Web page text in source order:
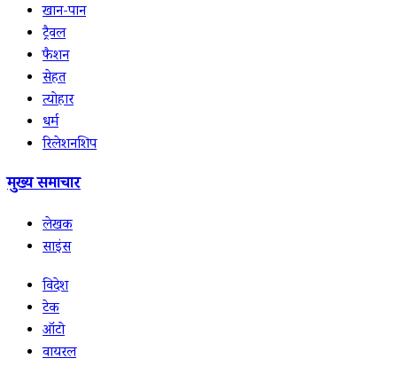
खान-पान
ट्रैवल
फैशन
सेहत
त्योहार
धर्म
रिलेशनशिप
मुख्य समाचार
लेखक
साइंस
विदेश
टेक
ऑटो
वायरल